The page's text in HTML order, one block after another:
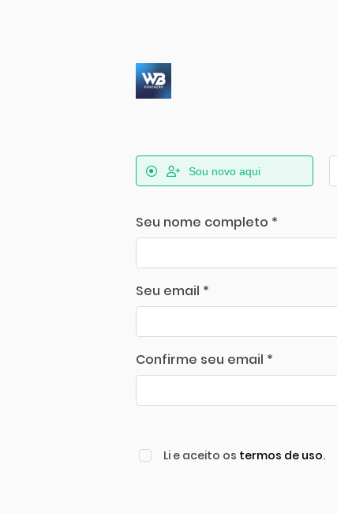
Sou novo aqui
Seu nome completo *
Seu email *
Confirme seu email *
Li e aceito os termos de uso.